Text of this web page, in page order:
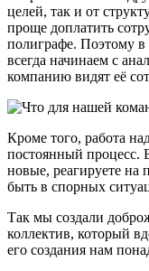
целей, так и от
проще доплатить
полиграфе. Поэтому
всегда начинаем с
компанию видят её
Кроме того, работа
постоянный процесс.
новые, реагируете на
быть в спорных
Так мы создали
коллектив, который
его создания нам